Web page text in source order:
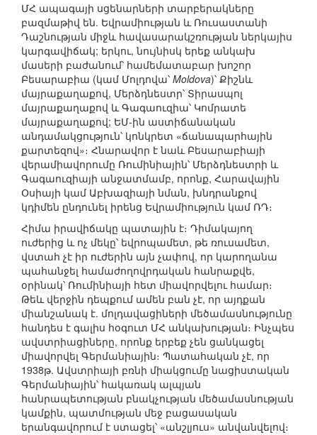
ՄՀ ապագայի սցենարների տարբերակները
բազմաթիվ են. Եվրամիության և Ռուսաստանի
Դաշնության միջև հավասարակշռության ներկայիս
կարգավիճակ; երկու, նույնիսկ երեք անկախ
մասերի բաժանում՝ համեմատաբար խոշոր
Բեսարաբիա (կամ Մոլդովա՝ Moldova)՝ Քիշնև
մայրաքաղաքով, Մերձդնեստր՝ Տիրասպոլ
մայրաքաղաքով և Գագաուզիա՝ Կոմրատե
մայրաքաղաքով; ԵՄ-ին աստիճանական
անդամակցություն՝ կոնկրետ «ճանապարհային
քարտեզով»։ Հնարավոր է նաև Բեսարաբիայի
վերամիավորումը Ռումինիային՝ Մերձդնեստրի և
Գագաուզիայի անջատմամբ, որոնք, Հարավային
Օսիայի կամ Աբխազիայի նման, խնդրանքով
կդիմեն ընդունել իրենց Եվրամիություն կամ ՌԴ։
Հիմա իրավիճակը պատային է։ Դիմակայող
ուժերից և ոչ մեկը՝ եվրոպամետ, թե ռուսամետ,
վստահ չէ իր ուժերին այն չափով, որ կարողանա
պահանջել համաժողովրդական հանրաքվե,
օրինակ՝ Ռումինիայի հետ միավորվելու համար։
Թեև վերջին դեպքում ամեն բան չէ, որ այդքան
միանշանակ է. մոլդավացիների մեծամասնությունը
հանդես է գալիս հօգուտ ՄՀ անկախության։ Ինչպես
ավստրիացիները, որոնք երբեք չեն ցանկացել
միավորվել Գերմանիային։ Պատահական չէ, որ
1938թ. Ավստրիայի բռնի միակցումը նացիստական
Գերմանիային՝ հակառակ ալպյան
հանրապետության բնակչության մեծամասնության
կամքին, պատմության մեջ բացասական
երանգավորում է ստացել՝ «անշլյուս» անվանվելով։